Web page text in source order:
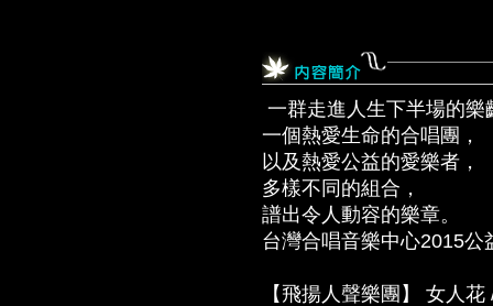
一群走進人生下半場的樂
一個熱愛生命的合唱團，
以及熱愛公益的愛樂者，
多樣不同的組合，
譜出令人動容的樂章。
台灣合唱音樂中心2015公
【飛揚人聲樂團】 女人